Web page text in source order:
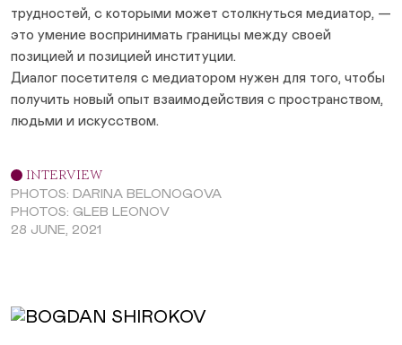
трудностей, с которыми может столкнуться медиатор, —
это умение воспринимать границы между своей
позицией и позицией институции.
Диалог посетителя с медиатором нужен для того, чтобы
получить новый опыт взаимодействия с пространством,
людьми и искусством.
INTERVIEW
PHOTOS: DARINA BELONOGOVA
PHOTOS: GLEB LEONOV
28 JUNE, 2021